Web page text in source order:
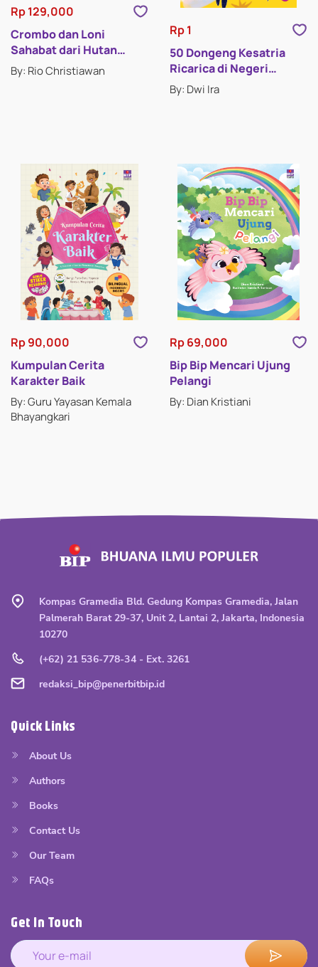
Rp 129,000
Crombo dan Loni
Sahabat dari Hutan
(Crombo and Loni
Friends from the Forest)
By: Rio Christiawan
Rp 1
50 Dongeng Kesatria
Ricarica di Negeri
Hahahihi
By: Dwi Ira
Rp 90,000
Kumpulan Cerita
Karakter Baik
By: Guru Yayasan Kemala
Bhayangkari
Rp 69,000
Bip Bip Mencari Ujung
Pelangi
By: Dian Kristiani
Kompas Gramedia Bld. Gedung Kompas Gramedia, Jalan
Palmerah Barat 29-37, Unit 2, Lantai 2, Jakarta, Indonesia
10270
(+62) 21 536-778-34 - Ext. 3261
redaksi_bip@penerbitbip.id
Quick Links
About Us
Authors
Books
Contact Us
Our Team
FAQs
Get In Touch